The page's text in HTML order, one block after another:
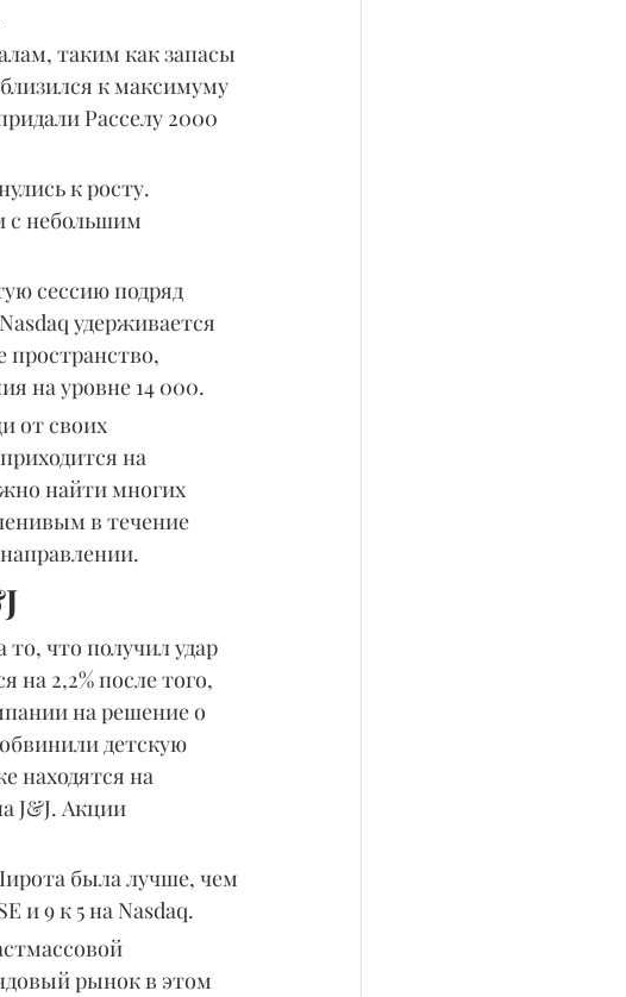
таким как запасы
к максимуму
Расселу 2000
к росту.
с небольшим
сессию подряд
удерживается
пространство,
на уровне 14 000.
от своих
на
найти многих
в течение
что получил удар
на 2,2% после того,
на решение о
детскую
находятся на
J&J. Акции
была лучше, чем
и 9 к 5 на Nasdaq.
рынок в этом